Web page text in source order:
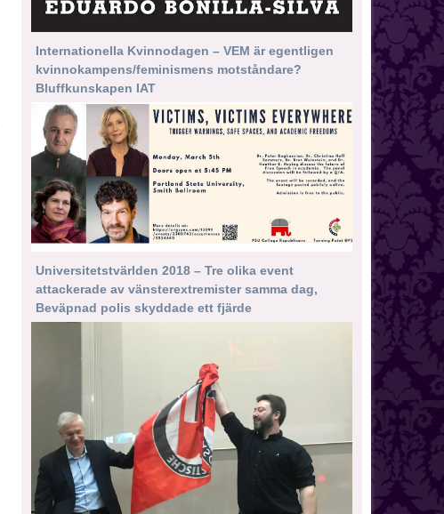
Internationella Kvinnodagen – VEM är egentligen
kvinnokampens/feminismens motståndare?
Bluffkunskapen IAT
Universitetstvärlden 2018 – Tre olika event
attackerade av vänsterextremister samma dag,
Beväpnad polis skyddade ett fjärde